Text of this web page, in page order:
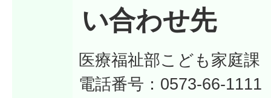
い合わせ先
医療福祉部こども家庭課
電話番号：0573-66-1111